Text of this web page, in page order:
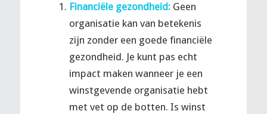
Financiële gezondheid: Geen
organisatie kan van betekenis
zijn zonder een goede financiële
gezondheid. Je kunt pas echt
impact maken wanneer je een
winstgevende organisatie hebt
met vet op de botten. Is winst